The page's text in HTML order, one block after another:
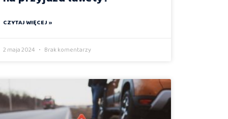
CZYTAJ WIĘCEJ »
2 maja 2024 Brak komentarzy